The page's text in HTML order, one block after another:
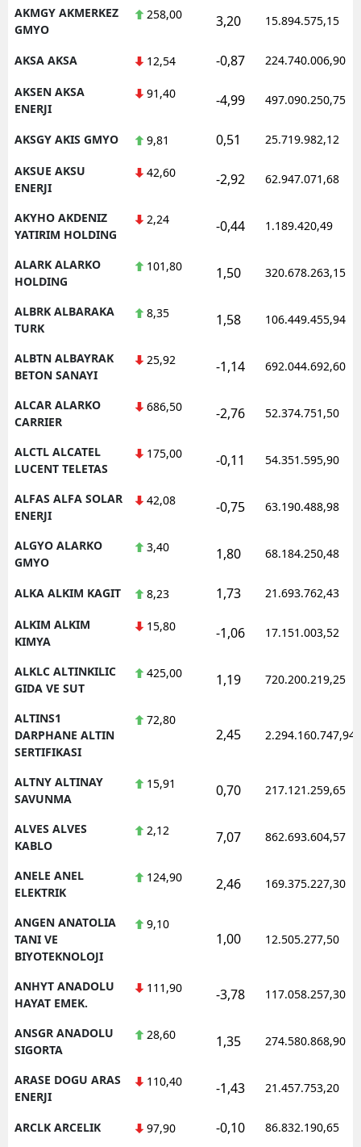
Sakarya
Sivas
Tekirdağ
Tunceli
Van
Yozgat
Bayburt
Karaman
Şırnak
Iğdır
AKMGY AKMERKEZ
GMYO
258,00 3,20 15.894.575,15
AKSA AKSA 12,54 -0,87 224.740.006,90
AKSEN AKSA
ENERJI
91,40 -4,99 497.090.250,75
AKSGY AKIS GMYO 9,81 0,51 25.719.982,12
AKSUE AKSU
ENERJI
42,60 -2,92 62.947.071,68
AKYHO AKDENIZ
YATIRIM HOLDING
2,24 -0,44 1.189.420,49
ALARK ALARKO
HOLDING
101,80 1,50 320.678.263,15
ALBRK ALBARAKA
TURK
8,35 1,58 106.449.455,94
ALBTN ALBAYRAK
BETON SANAYI
25,92 -1,14 692.044.692,60
ALCAR ALARKO
CARRIER
686,50 -2,76 52.374.751,50
ALCTL ALCATEL
LUCENT TELETAS
175,00 -0,11 54.351.595,90
ALFAS ALFA SOLAR
ENERJI
42,08 -0,75 63.190.488,98
ALGYO ALARKO
GMYO
3,40 1,80 68.184.250,48
ALKA ALKIM KAGIT 8,23 1,73 21.693.762,43
ALKIM ALKIM
KIMYA
15,80 -1,06 17.151.003,52
ALKLC ALTINKILIC
GIDA VE SUT
425,00 1,19 720.200.219,25
ALTINS1
DARPHANE ALTIN
SERTIFIKASI
72,80
2,45 2.294.160.747,94
ALTNY ALTINAY
SAVUNMA
15,91 0,70 217.121.259,65
ALVES ALVES
KABLO
2,12 7,07 862.693.604,57
ANELE ANEL
ELEKTRIK
124,90 2,46 169.375.227,30
ANGEN ANATOLIA
TANI VE
BIYOTEKNOLOJI
9,10
1,00 12.505.277,50
ANHYT ANADOLU
HAYAT EMEK.
111,90 -3,78 117.058.257,30
ANSGR ANADOLU
SIGORTA
28,60 1,35 274.580.868,90
ARASE DOGU ARAS
ENERJI
110,40 -1,43 21.457.753,20
ARCLK ARCELIK 97,90 -0,10 86.832.190,65